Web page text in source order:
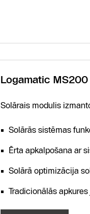
Logamatic MS200
Solārais modulis
Solārās sistēmas
Ērta apkalpošana ar
Solārā optimizācija
Tradicionālās